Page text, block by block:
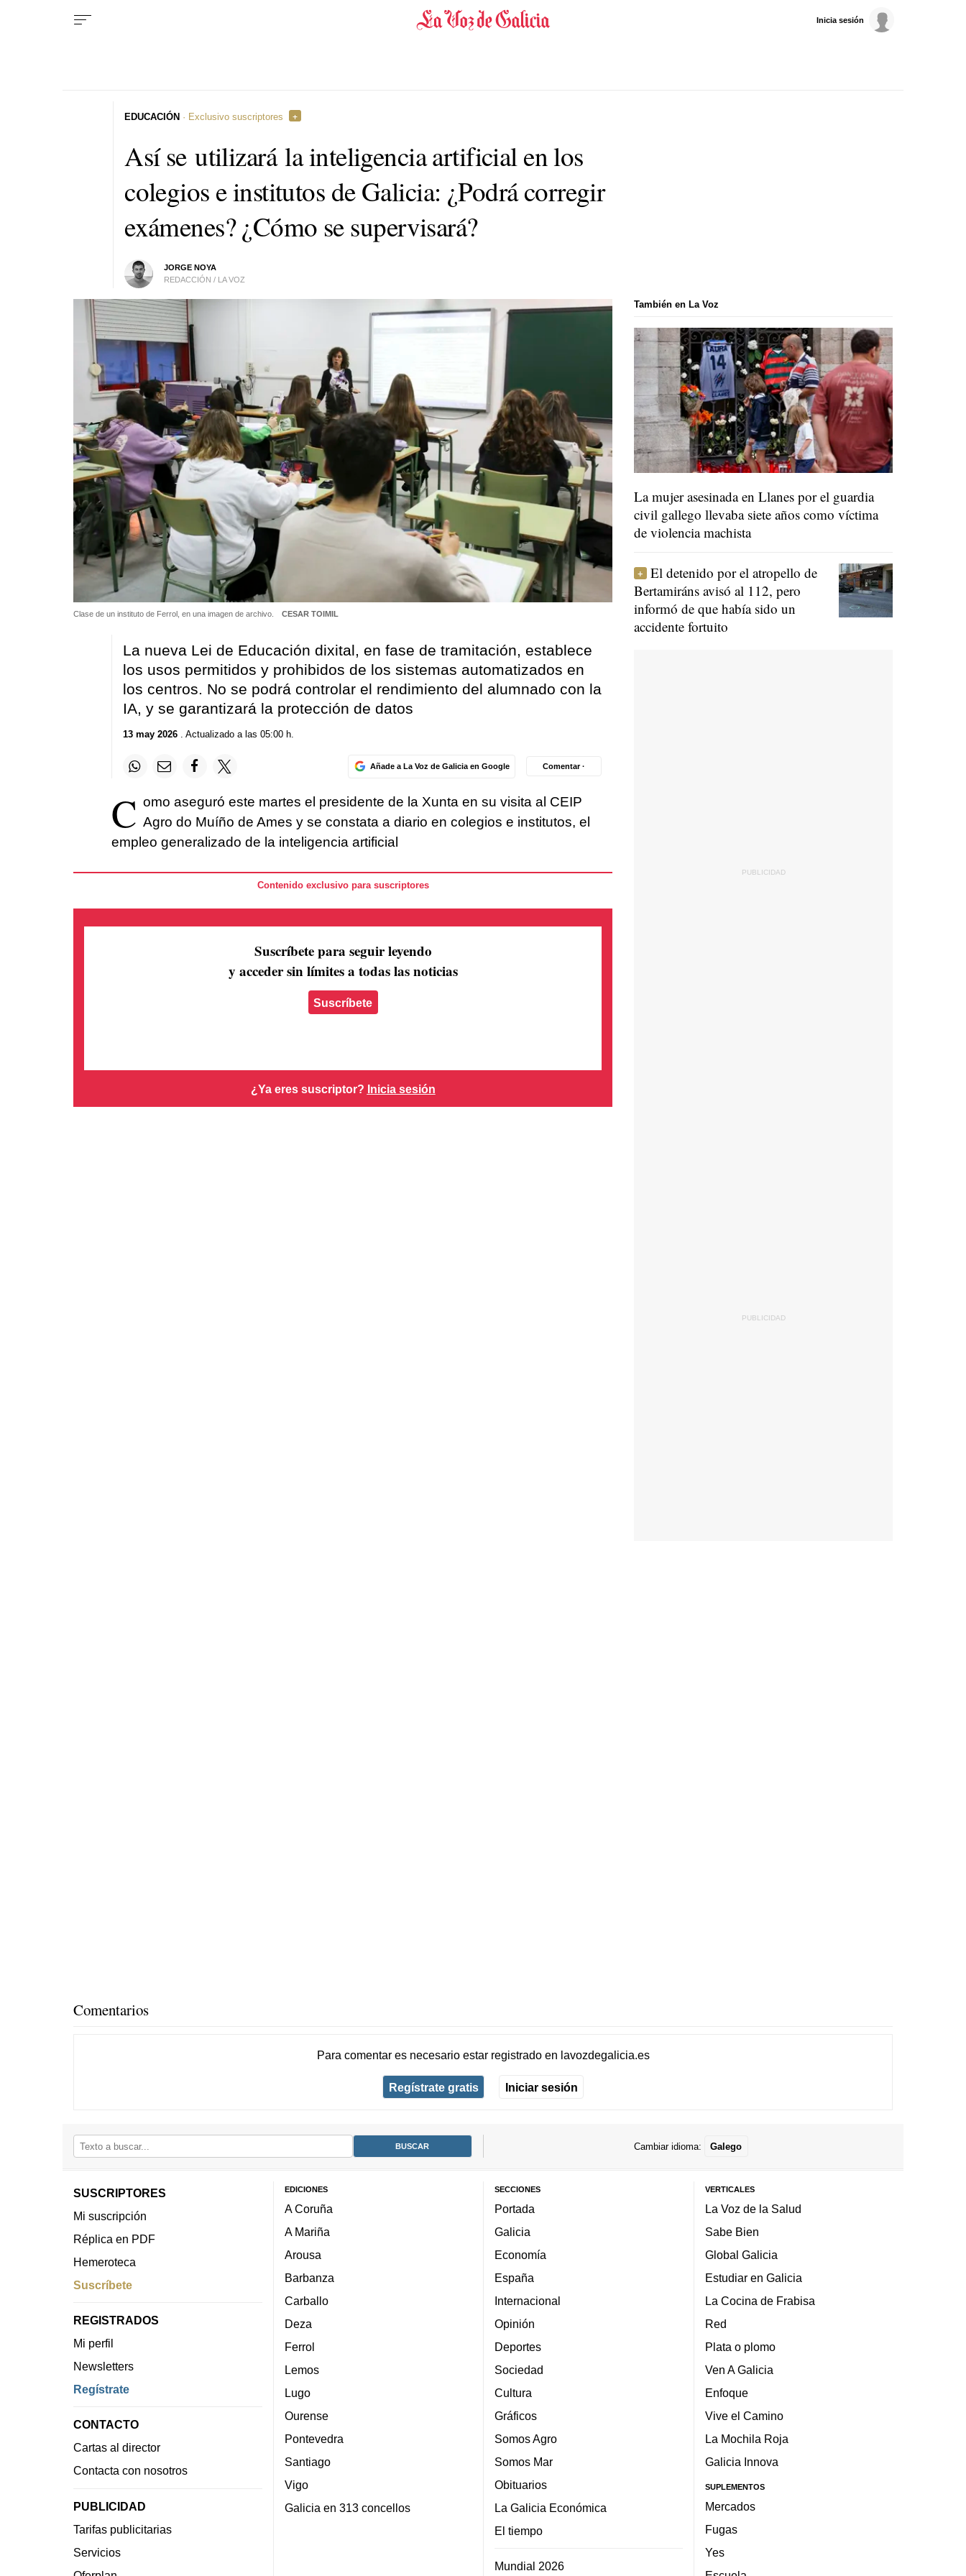
Inicia sesión
Así se utilizará la inteligencia artificial en los
colegios e institutos de Galicia: ¿Podrá corregir
exámenes? ¿Cómo se supervisará?
JORGE NOYA
REDACCIÓN / LA VOZ
EDUCACIÓN · Exclusivo suscriptores
Clase de un instituto de Ferrol, en una imagen de archivo. CESAR TOIMIL
La nueva Lei de Educación dixital, en fase de tramitación, establece
los usos permitidos y prohibidos de los sistemas automatizados en
los centros. No se podrá controlar el rendimiento del alumnado con la
IA, y se garantizará la protección de datos
13 may 2026. Actualizado a las 05:00 h.
Añade a La Voz de Galicia en Google Comentar ·
C omo aseguró este martes el presidente de la Xunta en su visita al CEIP
Agro do Muíño de Ames y se constata a diario en colegios e institutos, el
empleo generalizado de la inteligencia artificial
Contenido exclusivo para suscriptores
Suscríbete para seguir leyendo
y acceder sin límites a todas las noticias
Suscríbete
¿Ya eres suscriptor? Inicia sesión
También en La Voz
La mujer asesinada en Llanes por el guardia
civil gallego llevaba siete años como víctima
de violencia machista
El detenido por el atropello de
Bertamiráns avisó al 112, pero
informó de que había sido un
accidente fortuito
Comentarios
Para comentar es necesario estar registradoen lavozdegalicia.es
Regístrate gratis Iniciar sesión
Cambiar idioma: Galego
SUSCRIPTORES
Mi suscripción
Réplica en PDF
Hemeroteca
Suscríbete
REGISTRADOS
Mi perfil
Newsletters
Regístrate
CONTACTO
Cartas al director
Contacta con nosotros
PUBLICIDAD
Tarifas publicitarias
Servicios
EDICIONES
A Coruña
A Mariña
Arousa
Barbanza
Carballo
Deza
Ferrol
Lemos
Lugo
Ourense
Pontevedra
Santiago
Vigo
Galicia en 313 concellos
SECCIONES
Portada
Galicia
Economía
España
Internacional
Opinión
Deportes
Sociedad
Cultura
Gráficos
Somos Agro
Somos Mar
Obituarios
La Galicia Económica
El tiempo
Mundial 2026
VERTICALES
La Voz de la Salud
Sabe Bien
Global Galicia
Estudiar en Galicia
La Cocina de Frabisa
Red
Plata o plomo
Ven A Galicia
Enfoque
Vive el Camino
La Mochila Roja
Galicia Innova
SUPLEMENTOS
Mercados
Fugas
Yes